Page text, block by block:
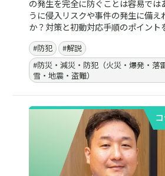
よりお見舞い申し上げます。今回の
直したい震災対策など、企業の防災
方にお役立ていただける情報をま
#防災